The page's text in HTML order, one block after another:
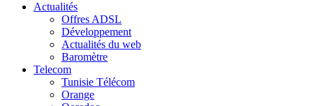
Actualités
Offres ADSL
Développement
Actualités du web
Baromètre
Telecom
Tunisie Télécom
Orange